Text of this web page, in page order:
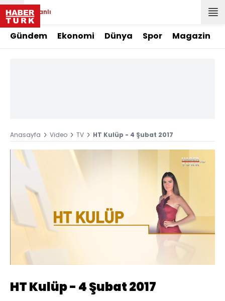
Canlı
Gündem Ekonomi Dünya Spor Magazin
Anasayfa Video TV HT Kulüp - 4 Şubat 2017
Aç
Hızı
HT Kulüp - 4 Şubat 2017